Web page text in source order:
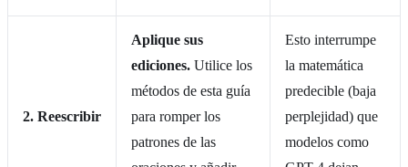
2. Reescribir
Aplique sus
ediciones. Utilice los
métodos de esta guía
para romper los
patrones de las
Esto interrumpe
la matemática
predecible (baja
perplejidad) que
modelos como